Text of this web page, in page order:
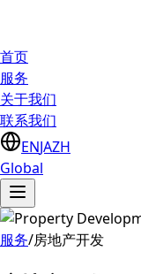
首页
服务
关于我们
联系我们
ENJAZH
Global
服务/房地产开发